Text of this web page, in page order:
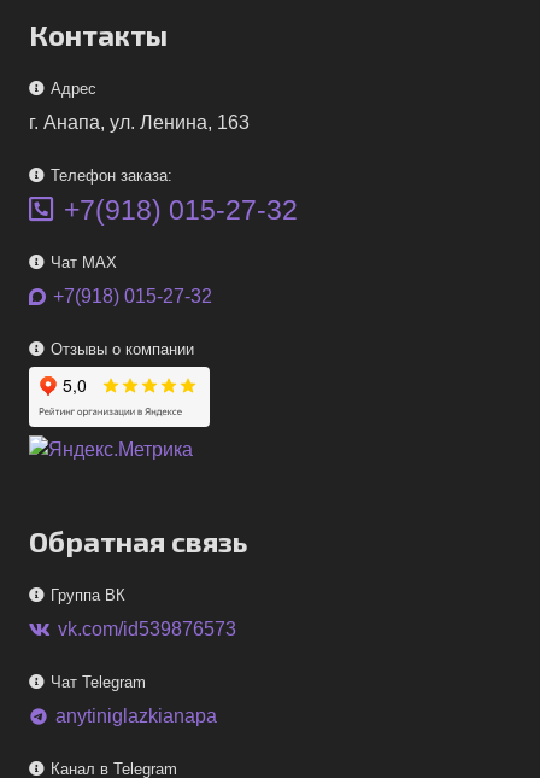
Контакты
Адрес
г. Анапа, ул. Ленина, 163
Телефон заказа:
+7(918) 015-27-32
Чат MAX
+7(918) 015-27-32
Отзывы о компании
Обратная связь
Группа ВК
vk.com/id539876573
Чат Telegram
telegram anytiniglazkianapa
Канал в Telegram